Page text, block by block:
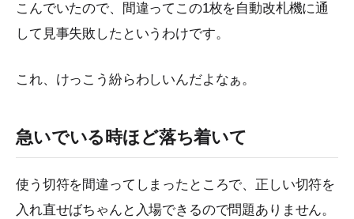
こんでいたので、間違ってこの1枚を自動改札機に通
して見事失敗したというわけです。
これ、けっこう紛らわしいんだよなぁ。
急いでいる時ほど落ち着いて
使う切符を間違ってしまったところで、正しい切符を
入れ直せばちゃんと入場できるので問題ありません。